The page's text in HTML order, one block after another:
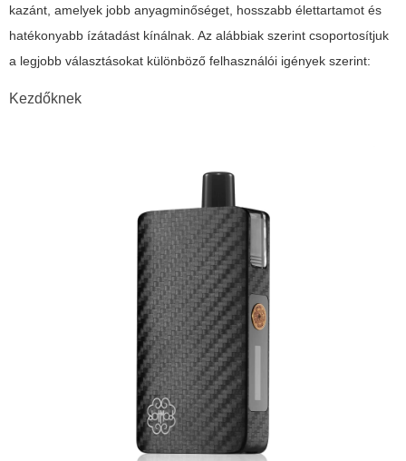
kazánt, amelyek jobb anyagminőséget, hosszabb élettartamot és
hatékonyabb ízátadást kínálnak. Az alábbiak szerint csoportosítjuk
a legjobb választásokat különböző felhasználói igények szerint:
Kezdőknek